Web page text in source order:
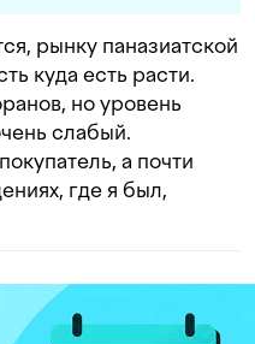
рынку паназиатской
куда есть расти.
но уровень
слабый.
а почти
где я был,